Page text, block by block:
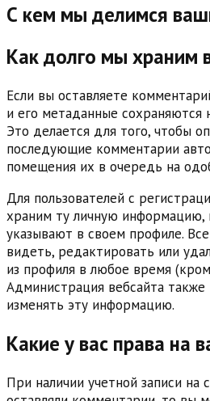
С кем мы делимся
Как долго мы храним
Если вы оставляете
и его метаданные сохраняются
Это делается для того, чтобы
последующие комментарии
помещения их в очередь на
Для пользователей с
храним ту личную информацию,
указывают в своем профиле.
видеть, редактировать или
из профиля в любое время
Администрация вебсайта
изменять эту информацию.
Какие у вас права на
При наличии учетной записи на